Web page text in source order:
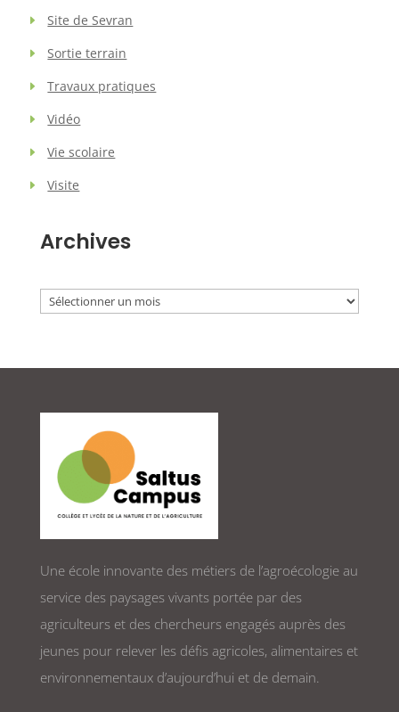
Site de Sevran
Sortie terrain
Travaux pratiques
Vidéo
Vie scolaire
Visite
Archives
Archives
Une école innovante des métiers de l’agroécologie au
service des paysages vivants portée par des
agriculteurs et des chercheurs engagés auprès des
jeunes pour relever les défis agricoles, alimentaires et
environnementaux d’aujourd’hui et de demain.